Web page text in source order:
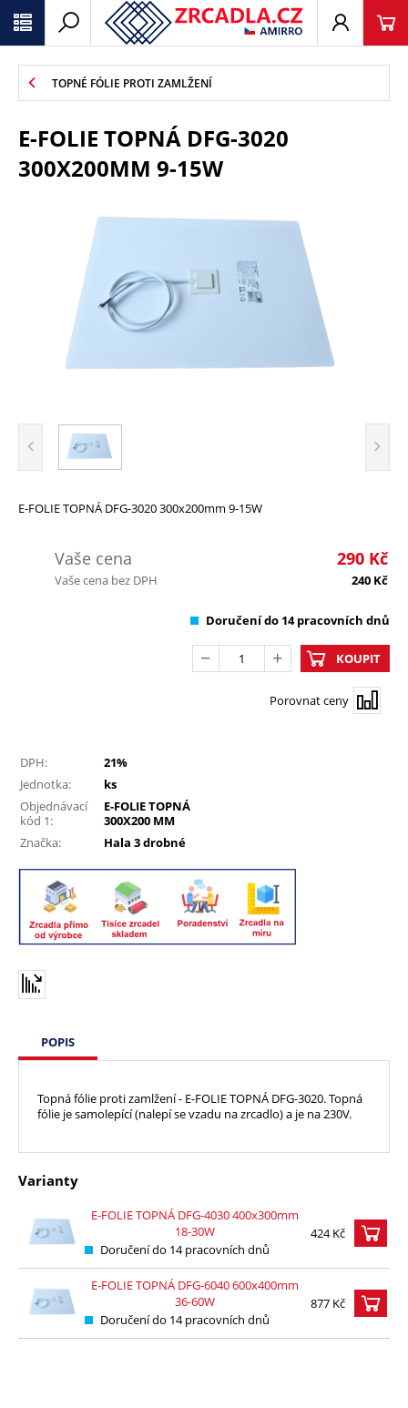
TOPNÉ FÓLIE PROTI ZAMLŽENÍ
E-FOLIE TOPNÁ DFG-3020
300X200MM 9-15W
E-FOLIE TOPNÁ DFG-3020 300x200mm 9-15W
Vaše cena 290 Kč
Vaše cena bez DPH 240 Kč
Doručení do 14 pracovních dnů
Porovnat ceny
KOUPIT
DPH:
21%
Jednotka:
ks
Objednávací
kód 1:
E-FOLIE TOPNÁ
300X200 MM
Značka:
Hala 3 drobné
POPIS
Topná fólie proti zamlžení - E-FOLIE TOPNÁ DFG-3020. Topná
fólie je samolepící (nalepí se vzadu na zrcadlo) a je na 230V.
Varianty
E-FOLIE TOPNÁ DFG-4030 400x300mm
18-30W
Doručení do 14 pracovních dnů
424 Kč
E-FOLIE TOPNÁ DFG-6040 600x400mm
36-60W
Doručení do 14 pracovních dnů
877 Kč